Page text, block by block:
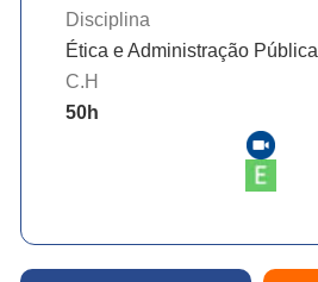
Disciplina
Ética e Administração Pública
C.H
50h